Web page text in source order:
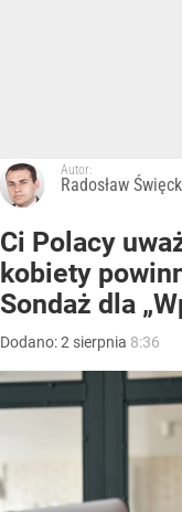
Autor:
Radosław
Ci Polacy
kobiety
Sondaż dla
Dodano:2 sierpnia 8:36